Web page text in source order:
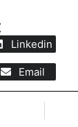
Linkedin
Email